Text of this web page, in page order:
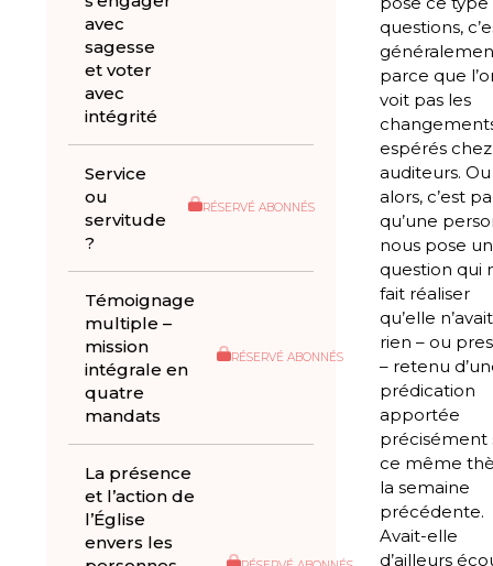
avec
sagesse
et voter
avec
intégrité
Service
ou
servitude
?
RÉSERVÉ ABONNÉS
Témoignage
multiple –
mission
intégrale en
quatre
mandats
RÉSERVÉ ABONNÉS
La présence
et l’action de
l’Église
envers les
questions,
parce que
voit pas les
espérés
auditeurs. Ou
alors, c’est
qu’une
nous pose
question qui
fait réaliser
qu’elle n’avait
rien – ou
– retenu
prédication
apportée
précisément
ce même
la semaine
précédente.
Avait-elle
d’ailleurs